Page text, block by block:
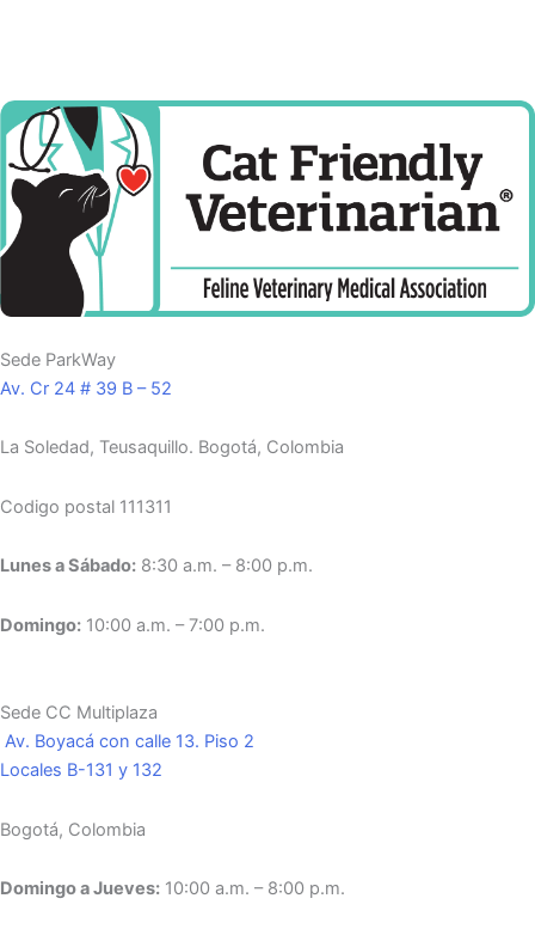
Sede ParkWay
Av. Cr 24 # 39 B – 52
La Soledad, Teusaquillo. Bogotá, Colombia
Codigo postal 111311
Lunes a Sábado: 8:30 a.m. – 8:00 p.m.
Domingo: 10:00 a.m. – 7:00 p.m.
Sede CC Multiplaza
Av. Boyacá con calle 13. Piso 2
Locales B-131 y 132
Bogotá, Colombia
Domingo a Jueves: 10:00 a.m. – 8:00 p.m.